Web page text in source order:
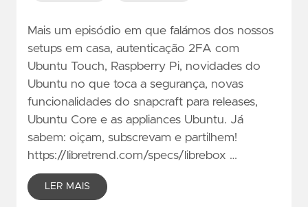
Mais um episódio em que falámos dos nossos
setups em casa, autenticação 2FA com
Ubuntu Touch, Raspberry Pi, novidades do
Ubuntu no que toca a segurança, novas
funcionalidades do snapcraft para releases,
Ubuntu Core e as appliances Ubuntu. Já
sabem: oiçam, subscrevam e partilhem!
https://libretrend.com/specs/librebox …
LER MAIS